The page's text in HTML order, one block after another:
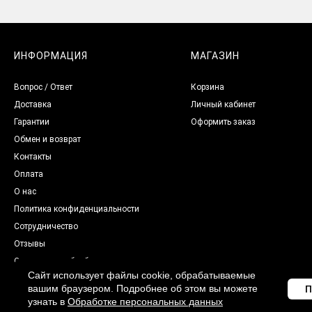
ИНФОРМАЦИЯ
Вопрос / Ответ
Доставка
Гарантии
Обмен и возврат
Контакты
Оплата
О нас
Политика конфиденциальности
Сотрудничество
Отзывы
Согласие на обработку
персональных данных
МАГАЗИН
Корзина
Личный кабинет
Оформить заказ
Сайт использует файлы cookie, обрабатываемые
вашим браузером. Подробнее об этом вы можете
узнать в Обработке персональных данных